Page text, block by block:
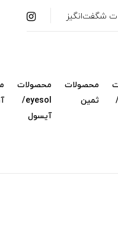
شگفت‌انگیز
محصولات
ثمین
محصولات
eyesol/
آیسول